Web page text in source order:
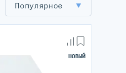
Популярное
НОВЫЙ